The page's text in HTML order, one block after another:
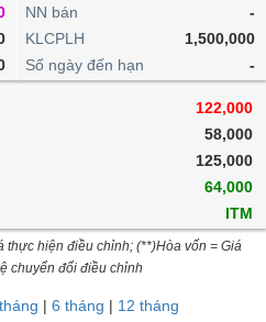
NN bán
-
KLCPLH
1,500,000
Số ngày đến hạn
-
122,000
58,000
125,000
64,000
ITM
thực hiện điều chỉnh; (**)Hòa vốn = Giá
chuyển đổi điều chỉnh
| 6 tháng | 12 tháng